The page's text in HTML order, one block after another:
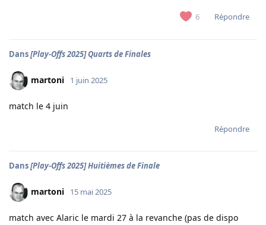
6 Répondre
Dans[Play-Offs 2025] Quarts de Finales
martoni 1 juin 2025
match le 4 juin
Répondre
Dans[Play-Offs 2025] Huitièmes de Finale
martoni 15 mai 2025
match avec Alaric le mardi 27 à la revanche (pas de dispo